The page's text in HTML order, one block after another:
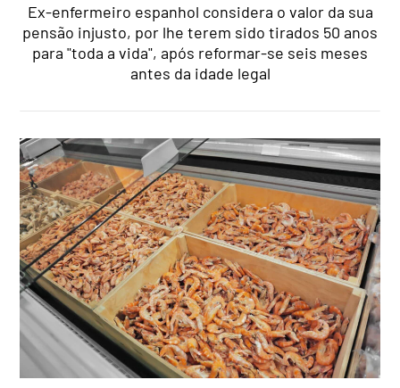
Ex-enfermeiro espanhol considera o valor da sua
pensão injusto, por lhe terem sido tirados 50 anos
para "toda a vida", após reformar-se seis meses
antes da idade legal